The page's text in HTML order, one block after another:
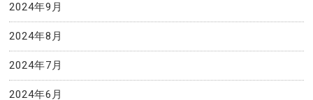
2024年9月
2024年8月
2024年7月
2024年6月